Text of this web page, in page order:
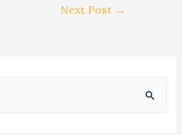
Next Post →